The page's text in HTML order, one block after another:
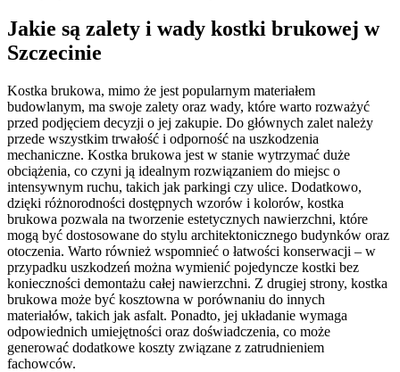
Jakie są zalety i wady kostki brukowej w
Szczecinie
Kostka brukowa, mimo że jest popularnym materiałem
budowlanym, ma swoje zalety oraz wady, które warto rozważyć
przed podjęciem decyzji o jej zakupie. Do głównych zalet należy
przede wszystkim trwałość i odporność na uszkodzenia
mechaniczne. Kostka brukowa jest w stanie wytrzymać duże
obciążenia, co czyni ją idealnym rozwiązaniem do miejsc o
intensywnym ruchu, takich jak parkingi czy ulice. Dodatkowo,
dzięki różnorodności dostępnych wzorów i kolorów, kostka
brukowa pozwala na tworzenie estetycznych nawierzchni, które
mogą być dostosowane do stylu architektonicznego budynków oraz
otoczenia. Warto również wspomnieć o łatwości konserwacji – w
przypadku uszkodzeń można wymienić pojedyncze kostki bez
konieczności demontażu całej nawierzchni. Z drugiej strony, kostka
brukowa może być kosztowna w porównaniu do innych
materiałów, takich jak asfalt. Ponadto, jej układanie wymaga
odpowiednich umiejętności oraz doświadczenia, co może
generować dodatkowe koszty związane z zatrudnieniem
fachowców.